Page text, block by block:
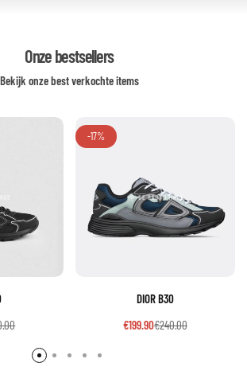
Onze bestsellers
Bekijk onze best verkochte items
-17%
DIOR B30
€240.00
€199.90